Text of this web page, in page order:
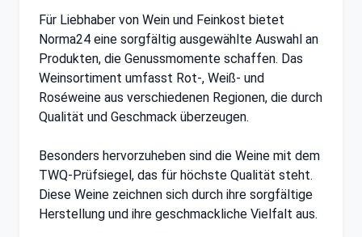
Für Liebhaber von Wein und Feinkost bietet
Norma24 eine sorgfältig ausgewählte Auswahl an
Produkten, die Genussmomente schaffen. Das
Weinsortiment umfasst Rot-, Weiß- und
Roséweine aus verschiedenen Regionen, die durch
Qualität und Geschmack überzeugen.
Besonders hervorzuheben sind die Weine mit dem
TWQ-Prüfsiegel, das für höchste Qualität steht.
Diese Weine zeichnen sich durch ihre sorgfältige
Herstellung und ihre geschmackliche Vielfalt aus.